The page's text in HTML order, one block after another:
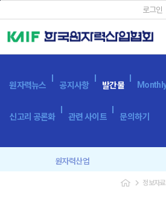
로그인
원자력뉴스 공지사항 발간물
신고리 공론화 관련 사이트 문의하기
원자력산업
navigate_next 정보자료